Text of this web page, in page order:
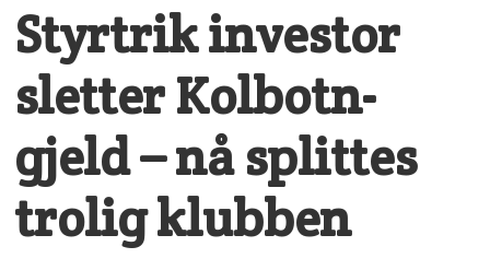
Styrtrik investor
sletter Kolbotn-
gjeld – nå splittes
trolig klubben